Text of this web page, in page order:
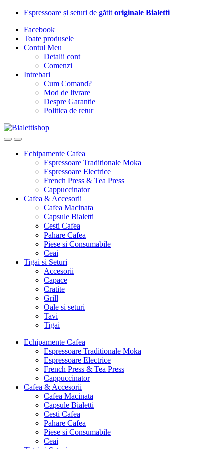
Skip
navigation
Skip
content
Espressoare și seturi de gătit originale Bialetti
Facebook
Toate produsele
Contul Meu
Detalii cont
Comenzi
Intrebari
Cum Comand?
Mod de livrare
Despre Garantie
Politica de retur
Echipamente Cafea
Espressoare Traditionale Moka
Espressoare Electrice
French Press & Tea Press
Cappuccinator
Cafea & Accesorii
Cafea Macinata
Capsule Bialetti
Cesti Cafea
Pahare Cafea
Piese si Consumabile
Ceai
Tigai si Seturi
Accesorii
Capace
Cratite
Grill
Oale si seturi
Tavi
Tigai
Echipamente Cafea
Espressoare Traditionale Moka
Espressoare Electrice
French Press & Tea Press
Cappuccinator
Cafea & Accesorii
Cafea Macinata
Capsule Bialetti
Cesti Cafea
Pahare Cafea
Piese si Consumabile
Ceai